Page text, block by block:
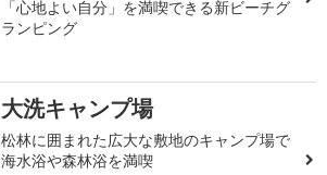
「心地よい自分」を満喫できる新ビーチグ
ランピング
大洗キャンプ場
松林に囲まれた広大な敷地のキャンプ場で
海水浴や森林浴を満喫